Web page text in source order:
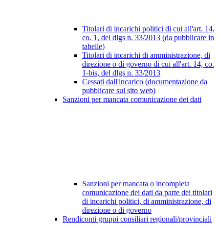
Titolari di incarichi politici di cui all'art. 14,
co. 1, del dlgs n. 33/2013 (da pubblicare in
tabelle)
Titolari di incarichi di amministrazione, di
direzione o di governo di cui all'art. 14, co.
1-bis, del dlgs n. 33/2013
Cessati dall'incarico (documentazione da
pubblicare sul sito web)
Sanzioni per mancata comunicazione dei dati
Sanzioni per mancata o incompleta
comunicazione dei dati da parte dei titolari
di incarichi politici, di amministrazione, di
direzione o di governo
Rendiconti gruppi consiliari regionali/provinciali